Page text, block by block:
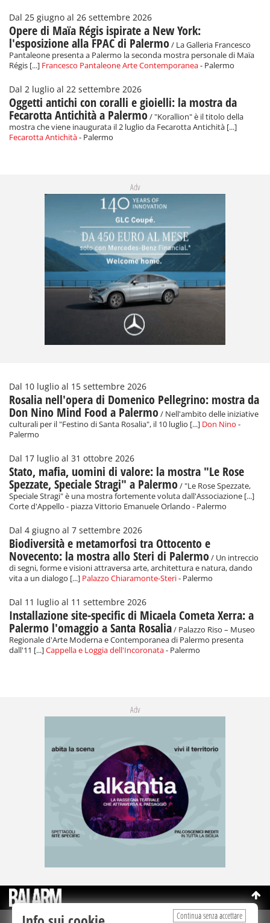
Dal 25 giugno al 26 settembre 2026
Opere di Maïa Régis ispirate a New York:
l'esposizione alla FPAC di Palermo/ La Galleria Francesco
Pantaleone presenta a Palermo la seconda mostra personale di Maïa
Régis [...] Francesco Pantaleone Arte Contemporanea- Palermo
Dal 2 luglio al 22 settembre 2026
Oggetti antichi con coralli e gioielli: la mostra da
Fecarotta Antichità a Palermo/ "Korallion" è il titolo della
mostra che viene inaugurata il 2 luglio da Fecarotta Antichità [...]
Fecarotta Antichità- Palermo
Adv
Dal 10 luglio al 15 settembre 2026
Rosalia nell'opera di Domenico Pellegrino: mostra da
Don Nino Mind Food a Palermo/ Nell'ambito delle iniziative
culturali per il "Festino di Santa Rosalia", il 10 luglio [...] Don Nino -
Palermo
Dal 17 luglio al 31 ottobre 2026
Stato, mafia, uomini di valore: la mostra "Le Rose
Spezzate, Speciale Stragi" a Palermo/ "Le Rose Spezzate,
Speciale Stragi" è una mostra fortemente voluta dall'Associazione [...]
Corte d'Appello - piazza Vittorio Emanuele Orlando - Palermo
Dal 4 giugno al 7 settembre 2026
Biodiversità e metamorfosi tra Ottocento e
Novecento: la mostra allo Steri di Palermo/ Un intreccio
di segni, forme e visioni attraversa arte, architettura e natura, dando
vita a un dialogo [...] Palazzo Chiaramonte-Steri- Palermo
Dal 11 luglio al 11 settembre 2026
Installazione site-specific di Micaela Cometa Xerra: a
Palermo l'omaggio a Santa Rosalia/ Palazzo Riso – Museo
Regionale d'Arte Moderna e Contemporanea di Palermo presenta
dall'11 [...]Cappella e Loggia dell'Incoronata- Palermo
Adv
Continua senza accettare